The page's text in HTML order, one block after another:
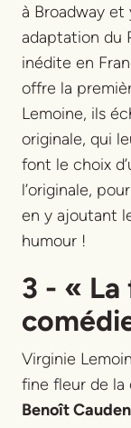
à Broadway et
adaptation du
inédite en
offre la
Lemoine, ils
originale, qui
font le choix
l’originale,
en y ajoutant
humour !
3 - « La
Virginie
fine fleur de la
Benoît Cauden